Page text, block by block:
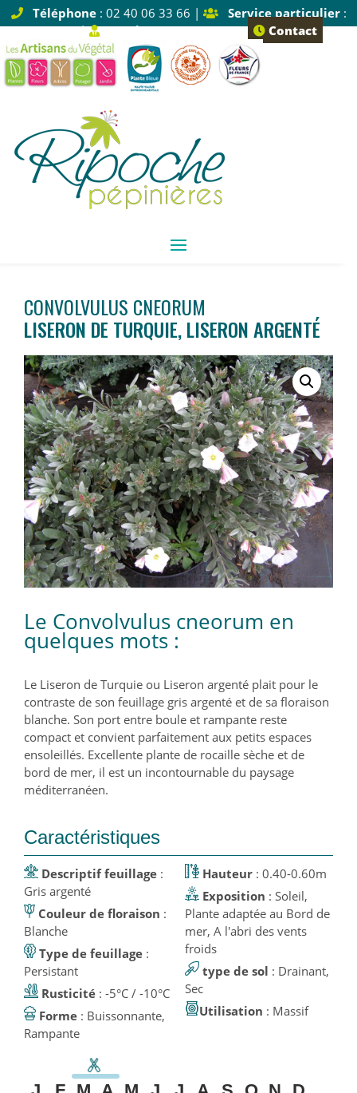
Téléphone: 02 40 06 33 66 | Service particulier:
Tapez 1 |
Service pro: Tapez 2 Contact
CONVOLVULUS CNEORUM
LISERON DE TURQUIE, LISERON ARGENTÉ
Le Convolvulus cneorum en
quelques mots :
Le Liseron de Turquie ou Liseron argenté plait pour le
contraste de son feuillage gris argenté et de sa floraison
blanche. Son port entre boule et rampante reste
compact et convient parfaitement aux petits espaces
ensoleillés. Excellente plante de rocaille sèche et de
bord de mer, il est un incontournable du paysage
méditerranéen.
Caractéristiques
Descriptif feuillage :
Gris argenté
Couleur de floraison :
Blanche
Type de feuillage :
Persistant
Rusticité : -5°C / -10°C
Forme : Buissonnante,
Rampante
Hauteur: 0.40-0.60m
Exposition : Soleil,
Plante adaptée au Bord de
mer, A l'abri des vents
froids
type de sol : Drainant,
Sec
Utilisation
: Massif